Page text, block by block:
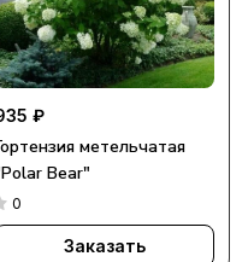
₽
метельчатая
Bear"
0
Заказать